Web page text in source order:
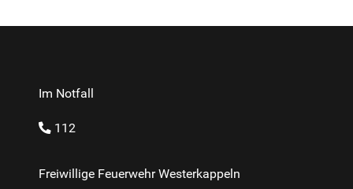
Im Notfall
112
Freiwillige Feuerwehr Westerkappeln